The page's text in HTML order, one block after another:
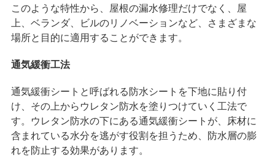
このような特性から、屋根の漏水修理だけでなく、屋
上、ベランダ、ビルのリノベーションなど、さまざまな
場所と目的に適用することができます。
通気緩衝工法
通気緩衝シートと呼ばれる防水シートを下地に貼り付
け、その上からウレタン防水を塗りつけていく工法で
す。ウレタン防水の下にある通気緩衝シートが、床材に
含まれている水分を逃がす役割を担うため、防水層の膨
れを防止する効果があります。